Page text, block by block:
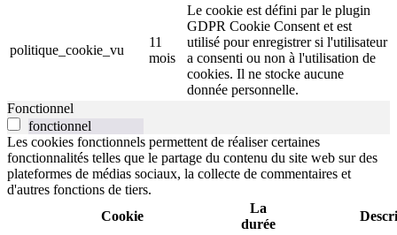
politique_cookie_vu
11
mois
Le cookie est défini par le plugin
GDPR Cookie Consent et est
utilisé pour enregistrer si l'utilisateur
a consenti ou non à l'utilisation de
cookies. Il ne stocke aucune
donnée personnelle.
Fonctionnel
fonctionnel
Les cookies fonctionnels permettent de réaliser certaines
fonctionnalités telles que le partage du contenu du site web sur des
plateformes de médias sociaux, la collecte de commentaires et
d'autres fonctions de tiers.
Cookie
La
durée